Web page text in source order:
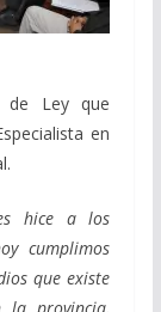
de Ley que
en
hice a los
cumplimos
que existe